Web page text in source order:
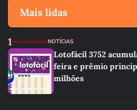
Mais lidas
1 NOTÍCIAS
Lotofácil 3752
feira e prêmio
milhões